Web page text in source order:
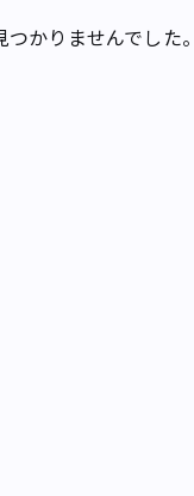
かりませんでした。